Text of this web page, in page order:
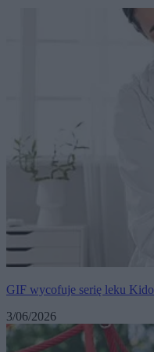
GIF wycofuje serię leku
3/06/2026